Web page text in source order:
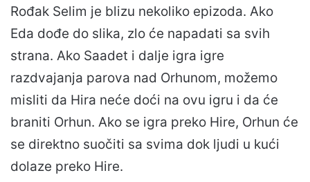
Rođak Selim je blizu nekoliko epizoda. Ako
Eda dođe do slika, zlo će napadati sa svih
strana. Ako Saadet i dalje igra igre
razdvajanja parova nad Orhunom, možemo
misliti da Hira neće doći na ovu igru i da će
braniti Orhun. Ako se igra preko Hire, Orhun će
se direktno suočiti sa svima dok ljudi u kući
dolaze preko Hire.